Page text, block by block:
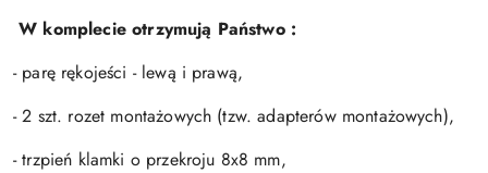
W komplecie otrzymują Państwo :
- parę rękojeści - lewą i prawą,
- 2 szt. rozet montażowych (tzw. adapterów montażowych),
- trzpień klamki o przekroju 8x8 mm,